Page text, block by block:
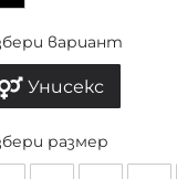
вариант
Унисекс
размер